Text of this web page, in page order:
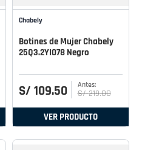
Chabely
Botines de Mujer Chabely
25Q3.2YI078 Negro
S/ 109.50 S/ 219.00
VER PRODUCTO